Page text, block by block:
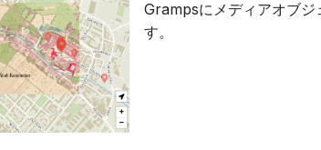
Grampsにメディアオブジ
す。